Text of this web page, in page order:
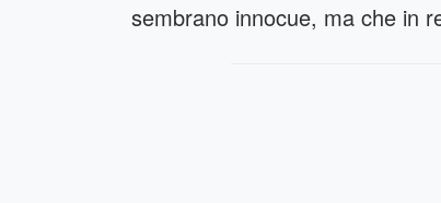
sembrano innocue, ma che in